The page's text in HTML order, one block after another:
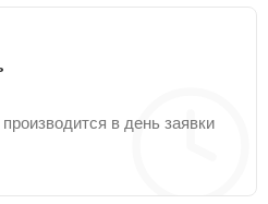
в день заявки